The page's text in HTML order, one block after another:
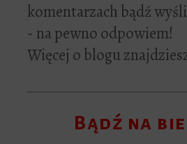
komentarzach bądź
- na pewno odpowiem!
Więcej o blogu
Bądź na